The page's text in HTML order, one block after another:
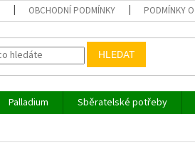
OBCHODNÍ PODMÍNKY PODMÍNKY
HLEDAT
Palladium Sběratelské potřeby